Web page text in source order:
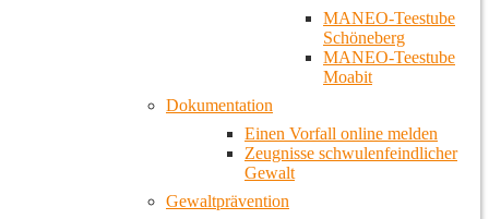
MANEO-Teestube
Schöneberg
MANEO-Teestube
Moabit
Dokumentation
Einen Vorfall online melden
Zeugnisse schwulenfeindlicher
Gewalt
Gewaltprävention